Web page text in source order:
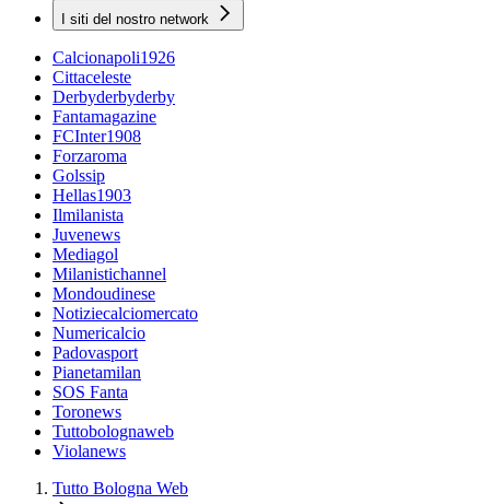
I siti del nostro network
Calcionapoli1926
Cittaceleste
Derbyderbyderby
Fantamagazine
FCInter1908
Forzaroma
Golssip
Hellas1903
Ilmilanista
Juvenews
Mediagol
Milanistichannel
Mondoudinese
Notiziecalciomercato
Numericalcio
Padovasport
Pianetamilan
SOS Fanta
Toronews
Tuttobolognaweb
Violanews
Tutto Bologna Web